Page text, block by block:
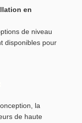
en
de niveau
disponibles pour
la
de haute